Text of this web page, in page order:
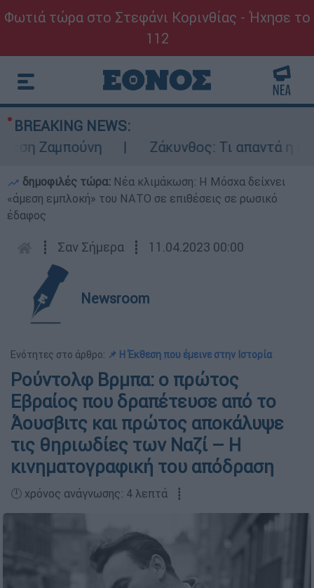
Φωτιά τώρα στο Στεφάνι Κορινθίας - Ήχησε το
112
BREAKING NEWS:
Ζαμπούνη
Ζάκυνθος: Τι απαντά η ΕΛΑΣ
δημοφιλές τώρα: Νέα κλιμάκωση: Η Μόσχα δείχνει
«άμεση εμπλοκή» του ΝΑΤΟ σε επιθέσεις σε ρωσικό
έδαφος
┋ Σαν Σήμερα ┋ 11.04.2023 00:00
Newsroom
Ενότητες στο άρθρο: 📌 Η Έκθεση που έμεινε στην Ιστορία
Ρούντολφ Βρμπα: ο πρώτος
Εβραίος που δραπέτευσε από το
Άουσβιτς και πρώτος αποκάλυψε
τις θηριωδίες των Ναζί – Η
κινηματογραφική του απόδραση
🕛 χρόνος ανάγνωσης: 4 λεπτά ┋